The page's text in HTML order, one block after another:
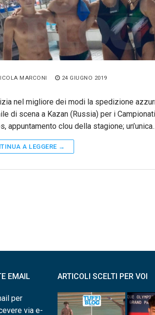
MARCONI 24 GIUGNO 2019
nel migliore dei modi la spedizione
di scena a Kazan (Russia) per i
appuntamento clou della stagione;
A LEGGERE →
EMAIL
per
via e-
ARTICOLI SCELTI PER VOI